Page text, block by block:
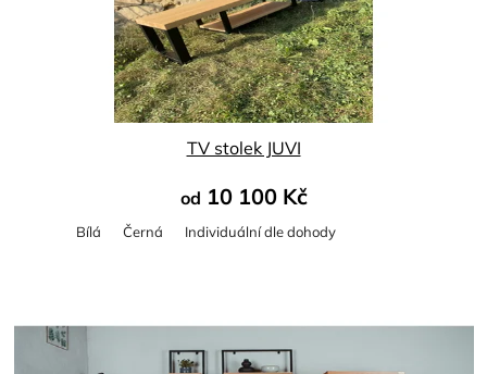
TV stolek JUVI
od 10 100 Kč
Bílá Černá Individuální dle dohody